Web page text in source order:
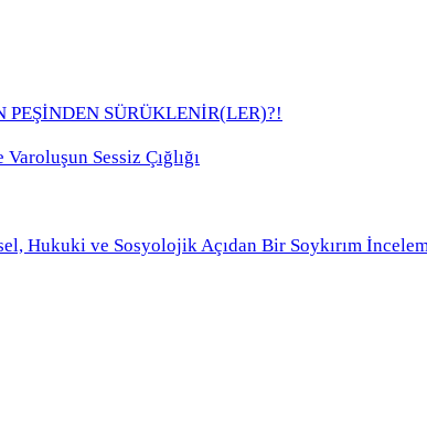
SÜRÜKLENİR(LER)?!
Sessiz Çığlığı
Hukuki ve Sosyolojik Açıdan Bir Soykırım